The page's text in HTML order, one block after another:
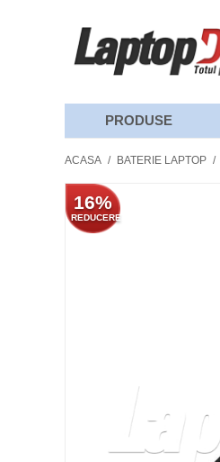
PRODUSE
ACASA / BATERIE LAPTOP /
16%
REDUCERE